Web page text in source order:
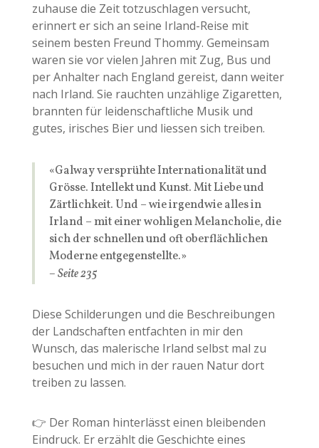
zuhause die Zeit totzuschlagen versucht,
erinnert er sich an seine Irland-Reise mit
seinem besten Freund Thommy. Gemeinsam
waren sie vor vielen Jahren mit Zug, Bus und
per Anhalter nach England gereist, dann weiter
nach Irland. Sie rauchten unzählige Zigaretten,
brannten für leidenschaftliche Musik und
gutes, irisches Bier und liessen sich treiben.
«Galway versprühte Internationalität und
Grösse. Intellekt und Kunst. Mit Liebe und
Zärtlichkeit. Und – wie irgendwie alles in
Irland – mit einer wohligen Melancholie, die
sich der schnellen und oft oberflächlichen
Moderne entgegenstellte.»
– Seite 235
Diese Schilderungen und die Beschreibungen
der Landschaften entfachten in mir den
Wunsch, das malerische Irland selbst mal zu
besuchen und mich in der rauen Natur dort
treiben zu lassen.
👉 Der Roman hinterlässt einen bleibenden
Eindruck. Er erzählt die Geschichte eines